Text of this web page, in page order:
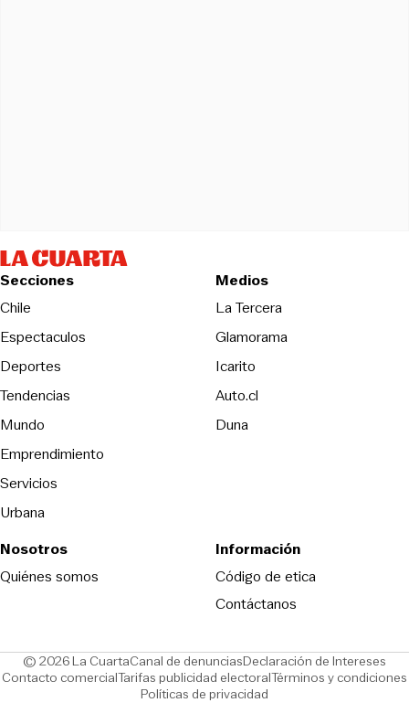
Secciones
Chile
Espectaculos
Deportes
Tendencias
Mundo
Emprendimiento
Servicios
Urbana
Medios
La TerceraOpens in new
Glamorama
Icarito
Auto.cl
DunaOpens in new window
Nosotros
Quiénes somos
Información
Código de eticaOpens in new
Contáctanos
© 2026 La CuartaCanal de denunciasOpens in new window
Declaración de Intereses
Contacto comercialOpens in new window
Tarifas publicidad electoralOpens in new window
Términos y condiciones
Políticas de privacidad